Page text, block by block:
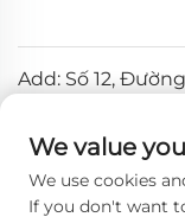
Add: Số 12,
Email:[email
Điện thoại:+86-
We value
We use cookies
If you don't want